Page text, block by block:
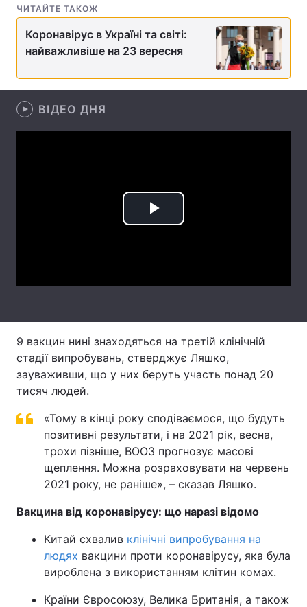
Техно і зв'язок Лайт
Зброя Інциденти
Здоров'я Туризм
Цікавинки
Тема оформлення
ЧИТАЙТЕ ТАКОЖ
Коронавірус в Україні та світі:
найважливіше на 23 вересня
ВІДЕО ДНЯ
Play
9 вакцин нині знаходяться на третій клінічній
стадії випробувань, стверджує Ляшко,
зауваживши, що у них беруть участь понад 20
тисяч людей.
«Тому в кінці року сподіваємося, що будуть
позитивні результати, і на 2021 рік, весна,
трохи пізніше, ВООЗ прогнозує масові
щеплення. Можна розраховувати на червень
2021 року, не раніше», – сказав Ляшко.
Вакцина від коронавірусу: що наразі відомо
Китай схвалив клінічні випробування на
людях вакцини проти коронавірусу, яка була
вироблена з використанням клітин комах.
Країни Євросоюзу, Велика Британія, а також